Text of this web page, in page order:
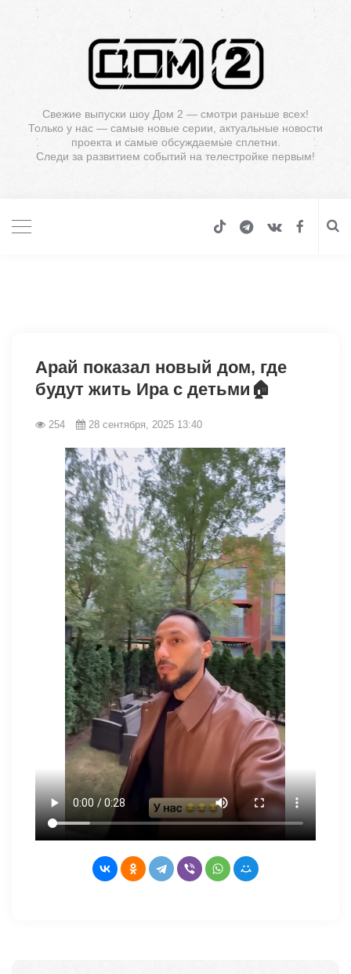
Свежие выпуски шоу Дом 2 — смотри раньше всех!
Только у нас — самые новые серии, актуальные новости
проекта и самые обсуждаемые сплетни.
Следи за развитием событий на телестройке первым!
Арай показал новый дом, где
будут жить Ира с детьми🏠
254 28 сентября, 2025 13:40